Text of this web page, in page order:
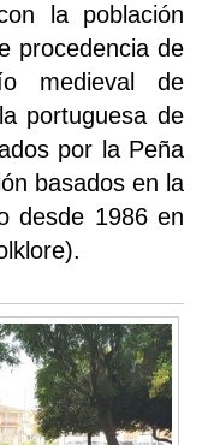
la población
procedencia de
medieval de
portuguesa de
por la Peña
basados en la
desde 1986 en